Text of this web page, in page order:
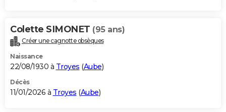
Colette SIMONET (95 ans)
Créer une cagnotte obsèques
Naissance
22/08/1930 à Troyes (Aube)
Décès
11/01/2026 à Troyes (Aube)